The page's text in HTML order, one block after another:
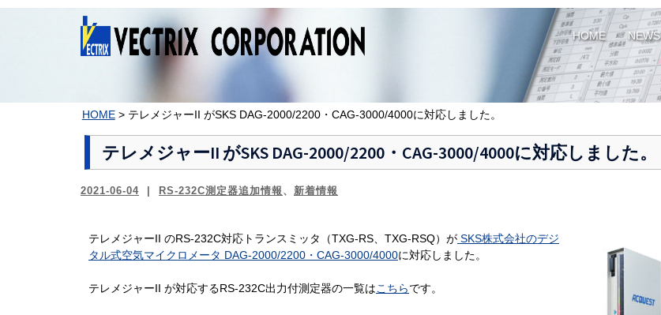
HOME NEWS
HOME> テレメジャーII がSKS DAG-2000/2200・CAG-3000/4000に対応しました。
テレメジャーII がSKS DAG-2000/2200・CAG-3000/4000に対応しました。
2021-06-04 RS-232C測定器追加情報 、 新着情報
テレメジャーII のRS-232C対応トランスミッタ（TXG-RS、TXG-RSQ）が SKS株式会社のデジ
タル式空気マイクロメータ DAG-2000/2200・CAG-3000/4000に対応しました。
テレメジャーII が対応するRS-232C出力付測定器の一覧はこちらです。